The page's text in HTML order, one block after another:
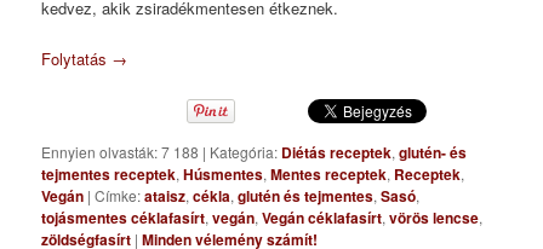
kedvez, akik zsiradékmentesen étkeznek.
Folytatás →
Ennyien olvasták: 7 188 | Kategória: Diétás receptek,glutén- és
tejmentes receptek,Húsmentes,Mentes receptek, Receptek,
Vegán |Címke:ataisz,cékla,glutén és tejmentes,Sasó,
tojásmentes céklafasírt,vegán,Vegán céklafasírt,vörös lencse,
zöldségfasírt |Minden vélemény számít!